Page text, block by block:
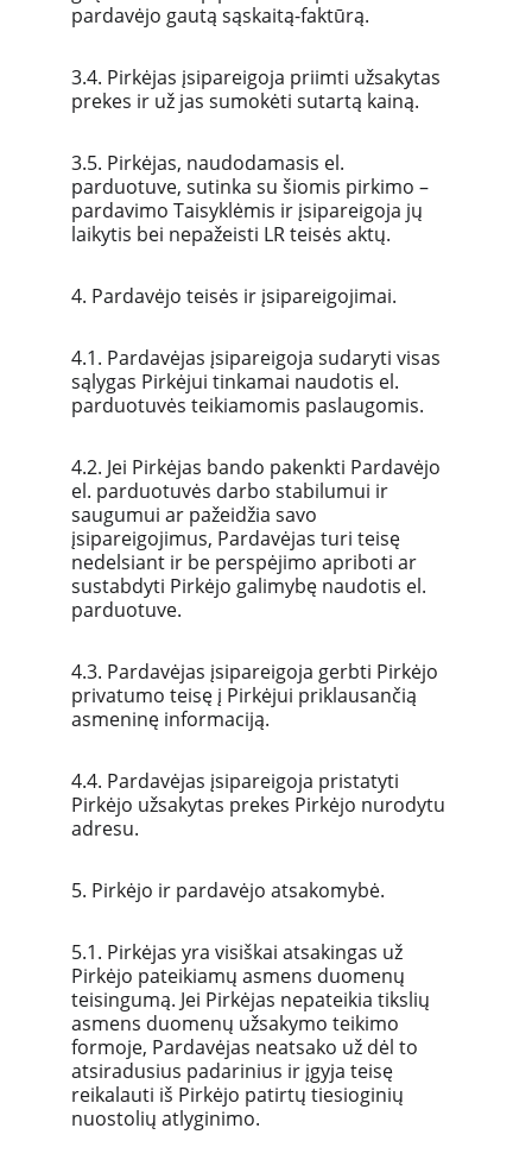
pardavėjo gautą sąskaitą-faktūrą.
3.4. Pirkėjas įsipareigoja priimti užsakytas
prekes ir už jas sumokėti sutartą kainą.
3.5. Pirkėjas, naudodamasis el.
parduotuve, sutinka su šiomis pirkimo –
pardavimo Taisyklėmis ir įsipareigoja jų
laikytis bei nepažeisti LR teisės aktų.
4. Pardavėjo teisės ir įsipareigojimai.
4.1. Pardavėjas įsipareigoja sudaryti visas
sąlygas Pirkėjui tinkamai naudotis el.
parduotuvės teikiamomis paslaugomis.
4.2. Jei Pirkėjas bando pakenkti Pardavėjo
el. parduotuvės darbo stabilumui ir
saugumui ar pažeidžia savo
įsipareigojimus, Pardavėjas turi teisę
nedelsiant ir be perspėjimo apriboti ar
sustabdyti Pirkėjo galimybę naudotis el.
parduotuve.
4.3. Pardavėjas įsipareigoja gerbti Pirkėjo
privatumo teisę į Pirkėjui priklausančią
asmeninę informaciją.
4.4. Pardavėjas įsipareigoja pristatyti
Pirkėjo užsakytas prekes Pirkėjo nurodytu
adresu.
5. Pirkėjo ir pardavėjo atsakomybė.
5.1. Pirkėjas yra visiškai atsakingas už
Pirkėjo pateikiamų asmens duomenų
teisingumą. Jei Pirkėjas nepateikia tikslių
asmens duomenų užsakymo teikimo
formoje, Pardavėjas neatsako už dėl to
atsiradusius padarinius ir įgyja teisę
reikalauti iš Pirkėjo patirtų tiesioginių
nuostolių atlyginimo.